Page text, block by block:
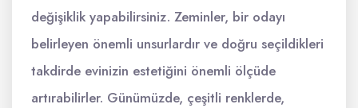
değişiklik yapabilirsiniz. Zeminler, bir odayı
belirleyen önemli unsurlardır ve doğru seçildikleri
takdirde evinizin estetiğini önemli ölçüde
artırabilirler. Günümüzde, çeşitli renklerde,